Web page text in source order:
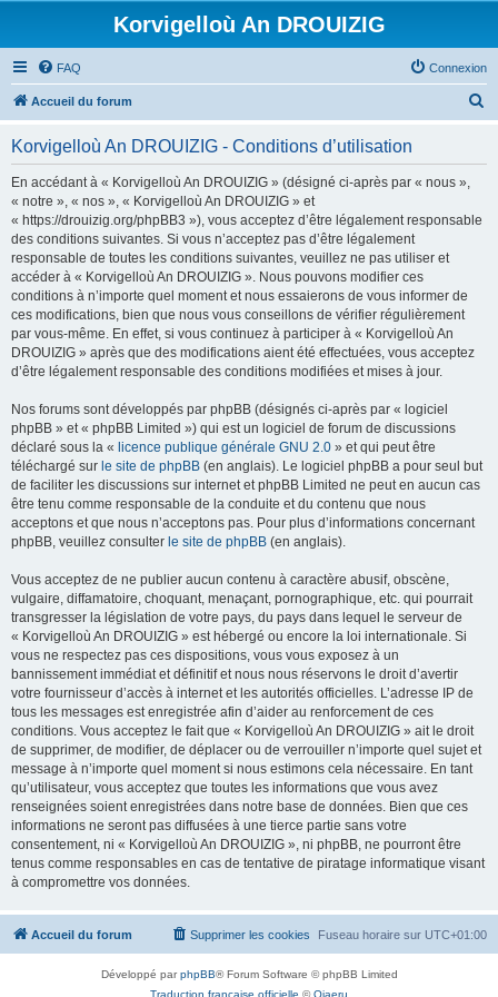
Korvigelloù An DROUIZIG
FAQ Connexion
Accueil du forum
Korvigelloù An DROUIZIG - Conditions d’utilisation
En accédant à « Korvigelloù An DROUIZIG » (désigné ci-après par « nous »,
« notre », « nos », « Korvigelloù An DROUIZIG » et
« https://drouizig.org/phpBB3 »), vous acceptez d’être légalement responsable
des conditions suivantes. Si vous n’acceptez pas d’être légalement
responsable de toutes les conditions suivantes, veuillez ne pas utiliser et
accéder à « Korvigelloù An DROUIZIG ». Nous pouvons modifier ces
conditions à n’importe quel moment et nous essaierons de vous informer de
ces modifications, bien que nous vous conseillons de vérifier régulièrement
par vous-même. En effet, si vous continuez à participer à « Korvigelloù An
DROUIZIG » après que des modifications aient été effectuées, vous acceptez
d’être légalement responsable des conditions modifiées et mises à jour.
Nos forums sont développés par phpBB (désignés ci-après par « logiciel
phpBB » et « phpBB Limited ») qui est un logiciel de forum de discussions
déclaré sous la « licence publique générale GNU 2.0 » et qui peut être
téléchargé sur le site de phpBB (en anglais). Le logiciel phpBB a pour seul but
de faciliter les discussions sur internet et phpBB Limited ne peut en aucun cas
être tenu comme responsable de la conduite et du contenu que nous
acceptons et que nous n’acceptons pas. Pour plus d’informations concernant
phpBB, veuillez consulter le site de phpBB (en anglais).
Vous acceptez de ne publier aucun contenu à caractère abusif, obscène,
vulgaire, diffamatoire, choquant, menaçant, pornographique, etc. qui pourrait
transgresser la législation de votre pays, du pays dans lequel le serveur de
« Korvigelloù An DROUIZIG » est hébergé ou encore la loi internationale. Si
vous ne respectez pas ces dispositions, vous vous exposez à un
bannissement immédiat et définitif et nous nous réservons le droit d’avertir
votre fournisseur d’accès à internet et les autorités officielles. L’adresse IP de
tous les messages est enregistrée afin d’aider au renforcement de ces
conditions. Vous acceptez le fait que « Korvigelloù An DROUIZIG » ait le droit
de supprimer, de modifier, de déplacer ou de verrouiller n’importe quel sujet et
message à n’importe quel moment si nous estimons cela nécessaire. En tant
qu’utilisateur, vous acceptez que toutes les informations que vous avez
renseignées soient enregistrées dans notre base de données. Bien que ces
informations ne seront pas diffusées à une tierce partie sans votre
consentement, ni « Korvigelloù An DROUIZIG », ni phpBB, ne pourront être
tenus comme responsables en cas de tentative de piratage informatique visant
à compromettre vos données.
Accueil du forum Fuseau horaire sur UTC+01:00
Supprimer les cookies
Développé parphpBB® Forum Software © phpBB Limited
Traduction française officielle ©Qiaeru